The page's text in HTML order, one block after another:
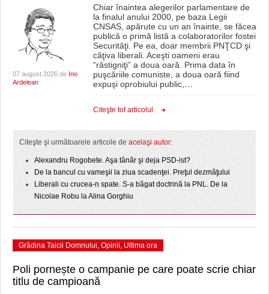
CLIPURI VIDEO
JOCURI ONLINE
HARTA TIMIŞOAREI
LICEE, ŞCOLI ŞI GRĂDINIŢE DIN TIMIŞ
PRIMĂRIILE DIN TIMIŞ
SFATUL MEDICULUI
SFATURI JURIDICE
07 august 2026 de Ino
Ardelean
Chiar înaintea alegerilor parlamentare de
la finalul anului 2000, pe baza Legii
CNSAS, apărute cu un an înainte, se făcea
publică o primă listă a colaboratorilor fostei
Securităţi. Pe ea, doar membrii PNŢCD şi
câţiva liberali. Aceşti oameni erau
“răstigniţi” a doua oară. Prima data în
puşcăriile comuniste, a doua oară fiind
expuşi oprobiului public,…
Citeşte tot articolul
Citeşte şi următoarele articole de acelaşi autor:
Alexandru Rogobete. Aşa tânăr şi deja PSD-ist?
De la bancul cu vameşii la ziua scadenţei. Preţul dezmăţului
Liberali cu crucea-n spate. S-a băgat doctrină la PNL. De la
Nicolae Robu la Alina Gorghiu
Grădina Taicii Domnului, Opinii, Ultima ora
Poli pornește o campanie pe care poate scrie chiar
titlu de campioană